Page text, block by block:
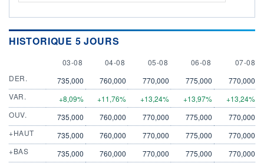
HISTORIQUE 5 JOURS
3 AUGUST
03-08 4 AUGUST
04-08 5 AUGUST
05-08 6 AUGUST
06-08 7
07-08
DER.
735,000 760,000 770,000 775,000
770,000
VAR.
+8,09% +11,76% +13,24% +13,97%
+13,24%
OUV.
735,000 760,000 770,000 775,000
770,000
+HAUT
735,000 760,000 770,000 775,000
770,000
+BAS
735,000 760,000 770,000 775,000
770,000